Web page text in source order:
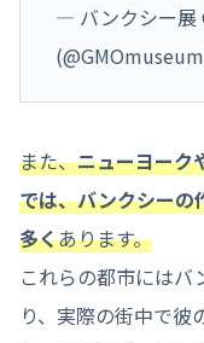
— バンクシー展
また、ニューヨーク
では、バンクシーの
多くあります。
これらの都市にはバ
り、実際の街中で彼